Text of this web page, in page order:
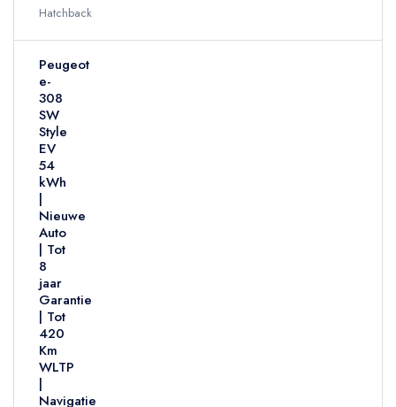
Hatchback
Peugeot
e-
308
SW
Style
EV
54
kWh
|
Nieuwe
Auto
| Tot
8
jaar
Garantie
| Tot
420
Km
WLTP
|
Navigatie